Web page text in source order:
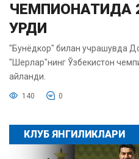
ЧЕМПИОНАТИДА
УРДИ
"Бунёдкор" билан учрашувда
"Шерлар"нинг Ўзбекистон
айланди.
140 0
КЛУБ ЯНГИЛИКЛАРИ